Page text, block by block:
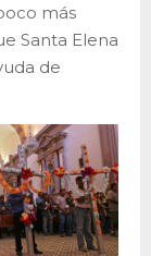
más
Santa Elena
de